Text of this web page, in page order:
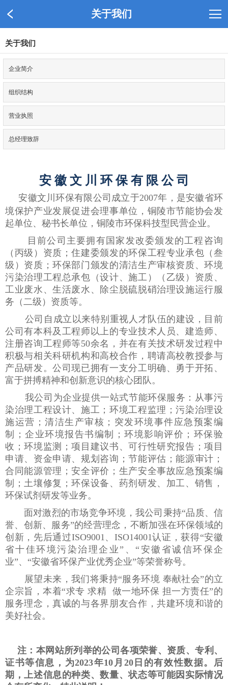
关于我们
关于我们
企业简介
组织结构
营业执照
总经理致辞
安 徽 文 川 环 保 有 限 公 司
安徽文川环保有限公司成立于2007年，是安徽省环
境保护产业发展促进会理事单位，铜陵市节能协会发
起单位、秘书长单位，铜陵市环保科技型民营企业。
目前公司主要拥有国家发改委颁发的工程咨询
（丙级）资质；住建委颁发的环保工程专业承包（叁
级）资质；环保部门颁发的清洁生产审核资质、环境
污染治理工程总承包（设计、施工）（乙级）资质、
工业废水、生活废水、除尘脱硫脱硝治理设施运行服
务（二级）资质等。
公司自成立以来特别重视人才队伍的建设，目前
公司有本科及工程师以上的专业技术人员、建造师、
注册咨询工程师等50余名，并在有关技术研发过程中
积极与相关科研机构和高校合作，聘请高校教授参与
产品研发。公司现已拥有一支分工明确、勇于开拓、
富于拼搏精神和创新意识的核心团队。
我公司为企业提供一站式节能环保服务：从事污
染治理工程设计、施工；环境工程监理；污染治理设
施运营；清洁生产审核；突发环境事件应急预案编
制；企业环境报告书编制；环境影响评价；环保验
收；环境监测；项目建议书、可行性研究报告；项目
申请、资金申请、规划咨询；节能评估；能源审计；
合同能源管理；安全评价；生产安全事故应急预案编
制；土壤修复；环保设备、药剂研发、加工、销售，
环保试剂研发等业务。
面对激烈的市场竞争环境，我公司秉持“品质、信
誉、创新、服务”的经营理念，不断加强在环保领域的
创新，先后通过ISO9001、ISO14001认证，获得“安徽
省十佳环境污染治理企业”、“安徽省诚信环保企
业”、“安徽省环保产业优秀企业”等荣誉称号。
展望未来，我们将秉持“服务环境 奉献社会”的立
企宗旨，本着“求专 求精 做一地环保 担一方责任”的
服务理念，真诚的与各界朋友合作，共建环境和谐的
美好社会。
注：本网站所列举的公司各项荣誉、资质、专利、
证书等信息，为2023年10月20日的有效性数据。后
期，上述信息的种类、数量、状态等可能因实际情况